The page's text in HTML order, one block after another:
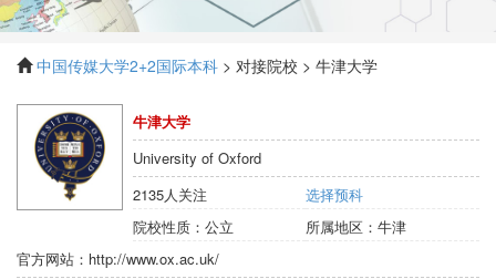
中国传媒大学2+2国际本科 > 对接院校 > 牛津大学
牛津大学
University of Oxford
2135人关注
选择预科
院校性质： 公立 所属地区：牛津
官方网站： http://www.ox.ac.uk/